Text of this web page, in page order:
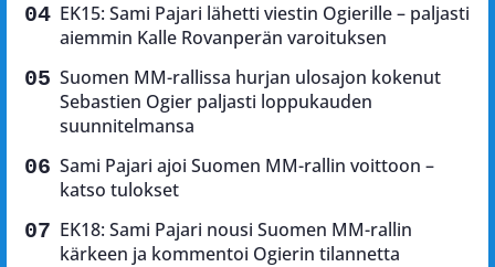
EK15: Sami Pajari lähetti viestin Ogierille – paljasti
aiemmin Kalle Rovanperän varoituksen
Suomen MM-rallissa hurjan ulosajon kokenut
Sebastien Ogier paljasti loppukauden
suunnitelmansa
Sami Pajari ajoi Suomen MM-rallin voittoon –
katso tulokset
EK18: Sami Pajari nousi Suomen MM-rallin
kärkeen ja kommentoi Ogierin tilannetta